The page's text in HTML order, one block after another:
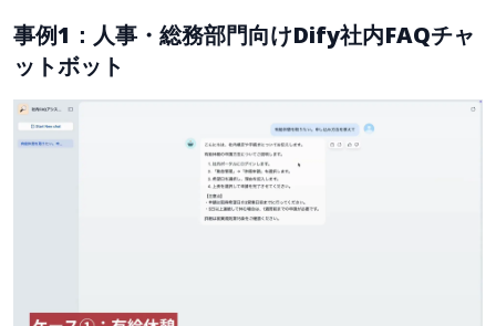
事例1：人事・総務部門向けDify社内FAQチャ
ットボット